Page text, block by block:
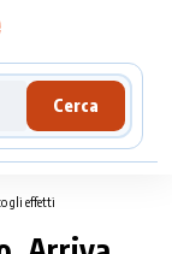
Cerca
gli effetti